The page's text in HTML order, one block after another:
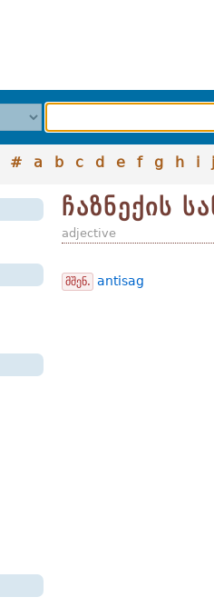
# a b c d e f g h i j
ჩაზნექის
adjective
მშენ. antisag